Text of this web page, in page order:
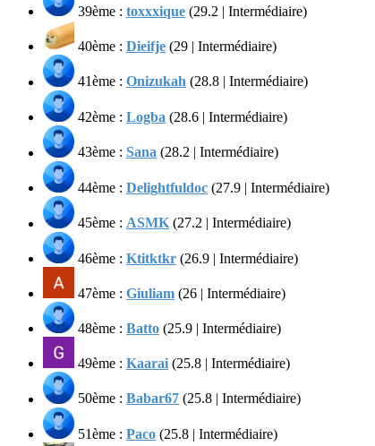
39ème : toxxxique (29.2 | Intermédiaire)
40ème : Dieifje (29 | Intermédiaire)
41ème : Onizukah (28.8 | Intermédiaire)
42ème : Logba (28.6 | Intermédiaire)
43ème : Sana (28.2 | Intermédiaire)
44ème : Delightfuldoc (27.9 | Intermédiaire)
45ème : ASMK (27.2 | Intermédiaire)
46ème : Ktitktkr (26.9 | Intermédiaire)
47ème : Giuliam (26 | Intermédiaire)
48ème : Batto (25.9 | Intermédiaire)
49ème : Kaarai (25.8 | Intermédiaire)
50ème : Babar67 (25.8 | Intermédiaire)
51ème : Paco (25.8 | Intermédiaire)